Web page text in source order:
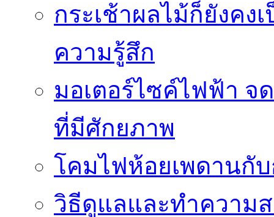
กระเช้าผลไม้ก็ยังคง
ความรู้สึก
มอเตอร์ไซค์ไฟฟ้า จ
ที่มีศักยภาพ
โคมไฟห้อยเพดานกั
วิธีดูแลและทำความ